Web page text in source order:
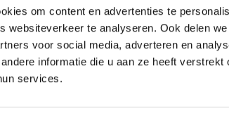
om content en advertenties te
websiteverkeer te analyseren. Ook delen
voor social media, adverteren en
informatie die u aan ze heeft
services.